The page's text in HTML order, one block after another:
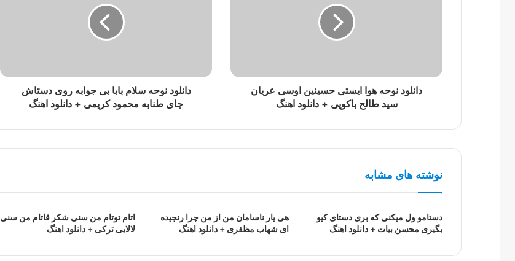
دانلود نوحه هوا ایستی حسینین اوسی عریان
سید‌ طالح باکویی + دانلود اهنگ
دانلود نوحه سلام بابا بی جوابه روی دستاش
جای طنابه محمود کریمی + دانلود اهنگ
نوشته های مشابه
دستامو ول میکنی که بری دستای کیو
بگیری محسن بیات + دانلود اهنگ
هی یار ناسامان من از من چرا رنجیده
ای شهاب مظفری + دانلود اهنگ
اتام توتام من سنی شکر قاتام من سنی
لالایی ترکی + دانلود اهنگ